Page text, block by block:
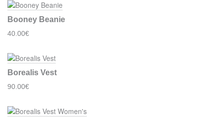
Booney Beanie
40.00€
Borealis Vest
90.00€